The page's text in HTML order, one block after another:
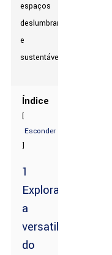
espaços
deslumbrantes
e
sustentáveis.
Índice
[
Esconder
]
1
Explorando
a
versatilidade
do